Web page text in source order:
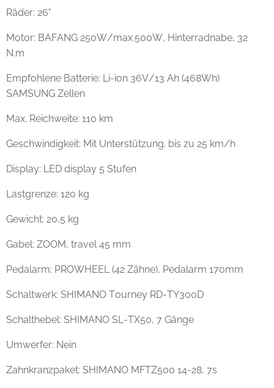
Räder: 26"
Motor: BAFANG 250W/max.500W, Hinterradnabe, 32
N.m
Empfohlene Batterie: Li-ion 36V/13 Ah (468Wh)
SAMSUNG Zellen
Max. Reichweite: 110 km
Geschwindigkeit: Mit Unterstützung. bis zu 25 km/h
Display: LED display 5 Stufen
Lastgrenze: 120 kg
Gewicht: 20,5 kg
Gabel: ZOOM, travel 45 mm
Pedalarm: PROWHEEL (42 Zähne), Pedalarm 170mm
Schaltwerk: SHIMANO Tourney RD-TY300D
Schalthebel: SHIMANO SL-TX50, 7 Gänge
Umwerfer: Nein
Zahnkranzpaket: SHIMANO MFTZ500 14-28, 7s